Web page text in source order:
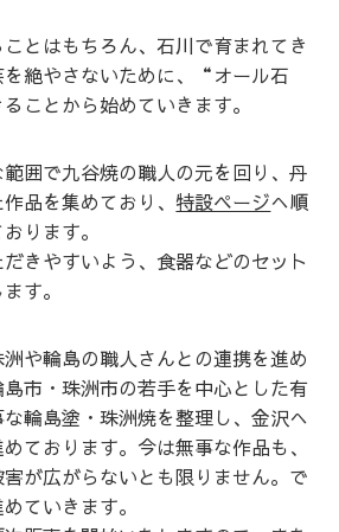
とはもちろん、石川で育まれてき
絶やさないために、“オール石
ことから始めていきます。
囲で九谷焼の職人の元を回り、丹
品を集めており、特設ページへ順
ります。
きやすいよう、食器などのセット
す。
や輪島の職人さんとの連携を進め
市・珠洲市の若手を中心とした有
輪島塗・珠洲焼を整理し、金沢へ
ております。今は無事な作品も、
が広がらないとも限りません。で
ていきます。